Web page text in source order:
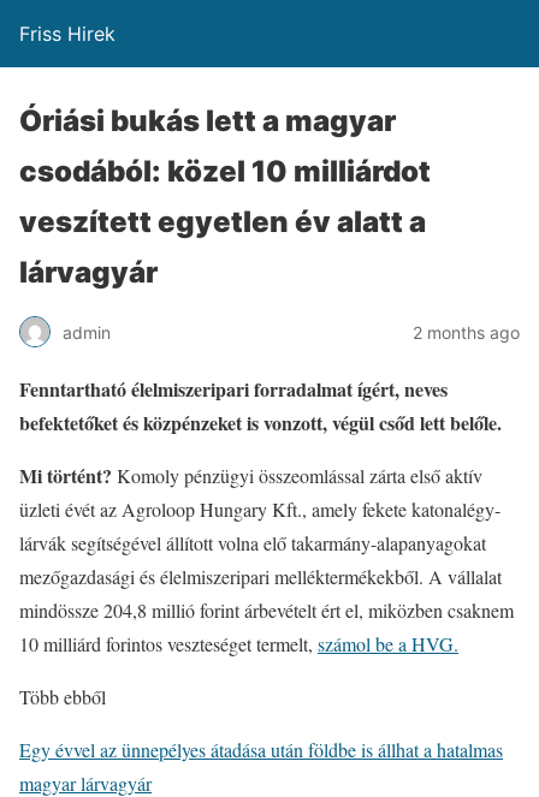
Friss Hirek
Óriási bukás lett a magyar
csodából: közel 10 milliárdot
veszített egyetlen év alatt a
lárvagyár
admin 2 months ago
Fenntartható élelmiszeripari forradalmat ígért, neves
befektetőket és közpénzeket is vonzott, végül csőd lett belőle.
Mi történt? Komoly pénzügyi összeomlással zárta első aktív
üzleti évét az Agroloop Hungary Kft., amely fekete katonalégy-
lárvák segítségével állított volna elő takarmány-alapanyagokat
mezőgazdasági és élelmiszeripari melléktermékekből. A vállalat
mindössze 204,8 millió forint árbevételt ért el, miközben csaknem
10 milliárd forintos veszteséget termelt, számol be a HVG.
Több ebből
Egy évvel az ünnepélyes átadása után földbe is állhat a hatalmas
magyar lárvagyár